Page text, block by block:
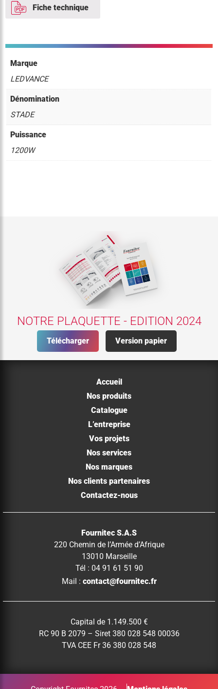
Fiche technique
Marque
LEDVANCE
Dénomination
STADE
Puissance
1200W
NOTRE PLAQUETTE - EDITION 2024
Télécharger Version papier
Accueil
Nos produits
Catalogue
L’entreprise
Vos projets
Nos services
Nos marques
Nos clients partenaires
Contactez-nous
Fournitec S.A.S
220 Chemin de l’Armée d’Afrique
13010 Marseille
Tél : 04 91 61 51 90
Mail : contact@fournitec.fr
Capital de 1.149.500 €
RC 90 B 2079 – Siret 380 028 548 00036
TVA CEE Fr 36 380 028 548